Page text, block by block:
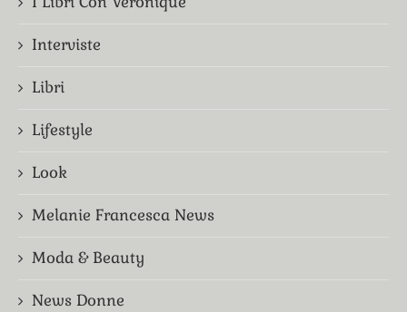
Interviste
Libri
Lifestyle
Look
Melanie Francesca News
Moda & Beauty
News Donne